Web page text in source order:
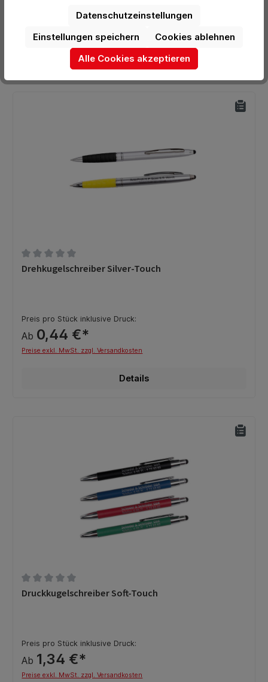
0,88 €*
Details
Durchschnittliche Bewertung von 0 von 5 Sternen
Drehkugelschreiber Silver-Touch
Preis pro Stück inklusive Druck:
Ab 0,44 €*
Preise exkl. MwSt. zzgl. Versandkosten
Details
Durchschnittliche Bewertung von 0 von 5 Sternen
Druckkugelschreiber Soft-Touch
Preis pro Stück inklusive Druck:
Ab 1,34 €*
Preise exkl. MwSt. zzgl. Versandkosten
Datenschutzeinstellungen
Cookies ablehnen
Einstellungen speichern
Alle Cookies akzeptieren